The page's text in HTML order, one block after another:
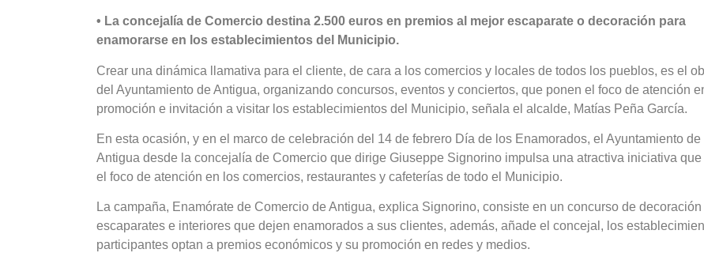
• La concejalía de Comercio destina 2.500 euros en premios al mejor escaparate o decoración para
enamorarse en los establecimientos del Municipio.
Crear una dinámica llamativa para el cliente, de cara a los comercios y locales de todos los pueblos, es el
del Ayuntamiento de Antigua, organizando concursos, eventos y conciertos, que ponen el foco de atención
promoción e invitación a visitar los establecimientos del Municipio, señala el alcalde, Matías Peña García.
En esta ocasión, y en el marco de celebración del 14 de febrero Día de los Enamorados, el Ayuntamiento de
Antigua desde la concejalía de Comercio que dirige Giuseppe Signorino impulsa una atractiva iniciativa que
el foco de atención en los comercios, restaurantes y cafeterías de todo el Municipio.
La campaña, Enamórate de Comercio de Antigua, explica Signorino, consiste en un concurso de decoración
escaparates e interiores que dejen enamorados a sus clientes, además, añade el concejal, los
participantes optan a premios económicos y su promoción en redes y medios.